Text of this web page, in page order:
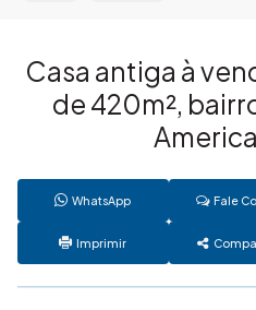
Casa antiga à
de 420m²,
WhatsApp Fale
Imprimir